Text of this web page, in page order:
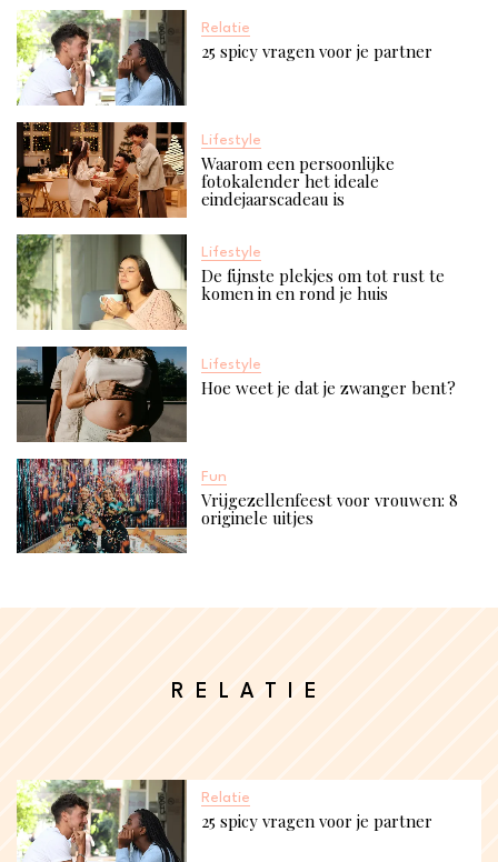
Relatie
25 spicy vragen voor je partner
Lifestyle
Waarom een persoonlijke
fotokalender het ideale
eindejaarscadeau is
Lifestyle
De fijnste plekjes om tot rust te
komen in en rond je huis
Lifestyle
Hoe weet je dat je zwanger bent?
Fun
Vrijgezellenfeest voor vrouwen​: 8
originele uitjes
RELATIE
Relatie
25 spicy vragen voor je partner